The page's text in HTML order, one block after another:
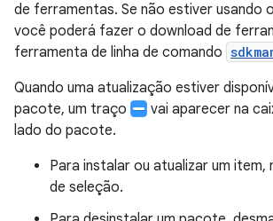
de ferramentas. Se não estiver usando
você poderá fazer o download de
ferramenta de linha de comando
Quando uma atualização estiver
pacote, um traço
vai aparecer na
lado do pacote.
Para instalar ou atualizar um item,
de seleção.